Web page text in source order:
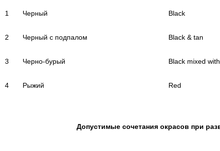
1 Черный Black
2 Черный с подпалом Black & tan
3 Черно-бурый Black mixed
4 Рыжий Red
Допустимые сочетания окрасов при